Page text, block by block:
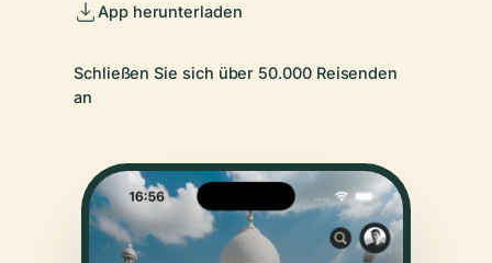
App herunterladen
Schließen Sie sich über 50.000 Reisenden
an